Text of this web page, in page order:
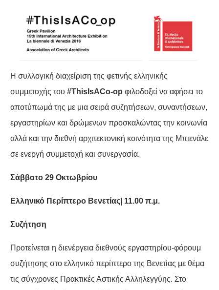
Η συλλογική διαχείριση της φετινής ελληνικής
συμμετοχής του #ThisIsACo-op φιλοδοξεί να αφήσει το
αποτύπωμά της με μια σειρά συζητήσεων, συναντήσεων,
εργαστηρίων και δρώμενων προσκαλώντας την κοινωνία
αλλά και την διεθνή αρχιτεκτονική κοινότητα της Μπιενάλε
σε ενεργή συμμετοχή και συνεργασία.
Σάββατο 29 Οκτωβρίου
Ελληνικό Περίπτερο Βενετίας| 11.00 π.μ.
Συζήτηση
Προτείνεται η διενέργεια διεθνούς εργαστηρίου-φόρουμ
συζήτησης στο ελληνικό περίπτερο της Βενετίας με θέμα
τις σύγχρονες Πρακτικές Αστικής Αλληλεγγύης. Στο